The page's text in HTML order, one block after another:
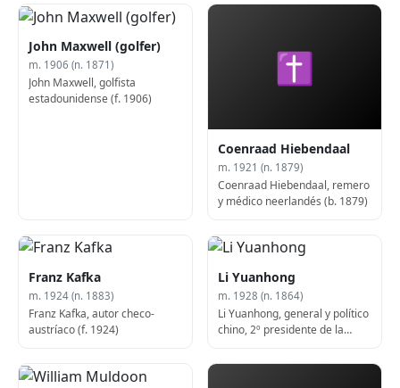
John Maxwell (golfer)
m. 1906 (n. 1871)
John Maxwell, golfista
estadounidense (f. 1906)
✝
Coenraad Hiebendaal
m. 1921 (n. 1879)
Coenraad Hiebendaal, remero
y médico neerlandés (b. 1879)
Franz Kafka
m. 1924 (n. 1883)
Franz Kafka, autor checo-
austríaco (f. 1924)
Li Yuanhong
m. 1928 (n. 1864)
Li Yuanhong, general y político
chino, 2º presidente de la